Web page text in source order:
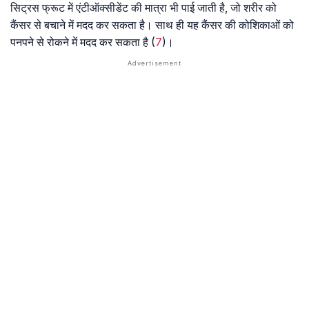
सिट्रस फ्रूट में एंटीऑक्सीडेंट की मात्रा भी पाई जाती है, जो शरीर को
कैंसर से बचाने में मदद कर सकता है। साथ ही यह कैंसर की कोशिकाओं को
पनपने से रोकने में मदद कर सकता है (7)।